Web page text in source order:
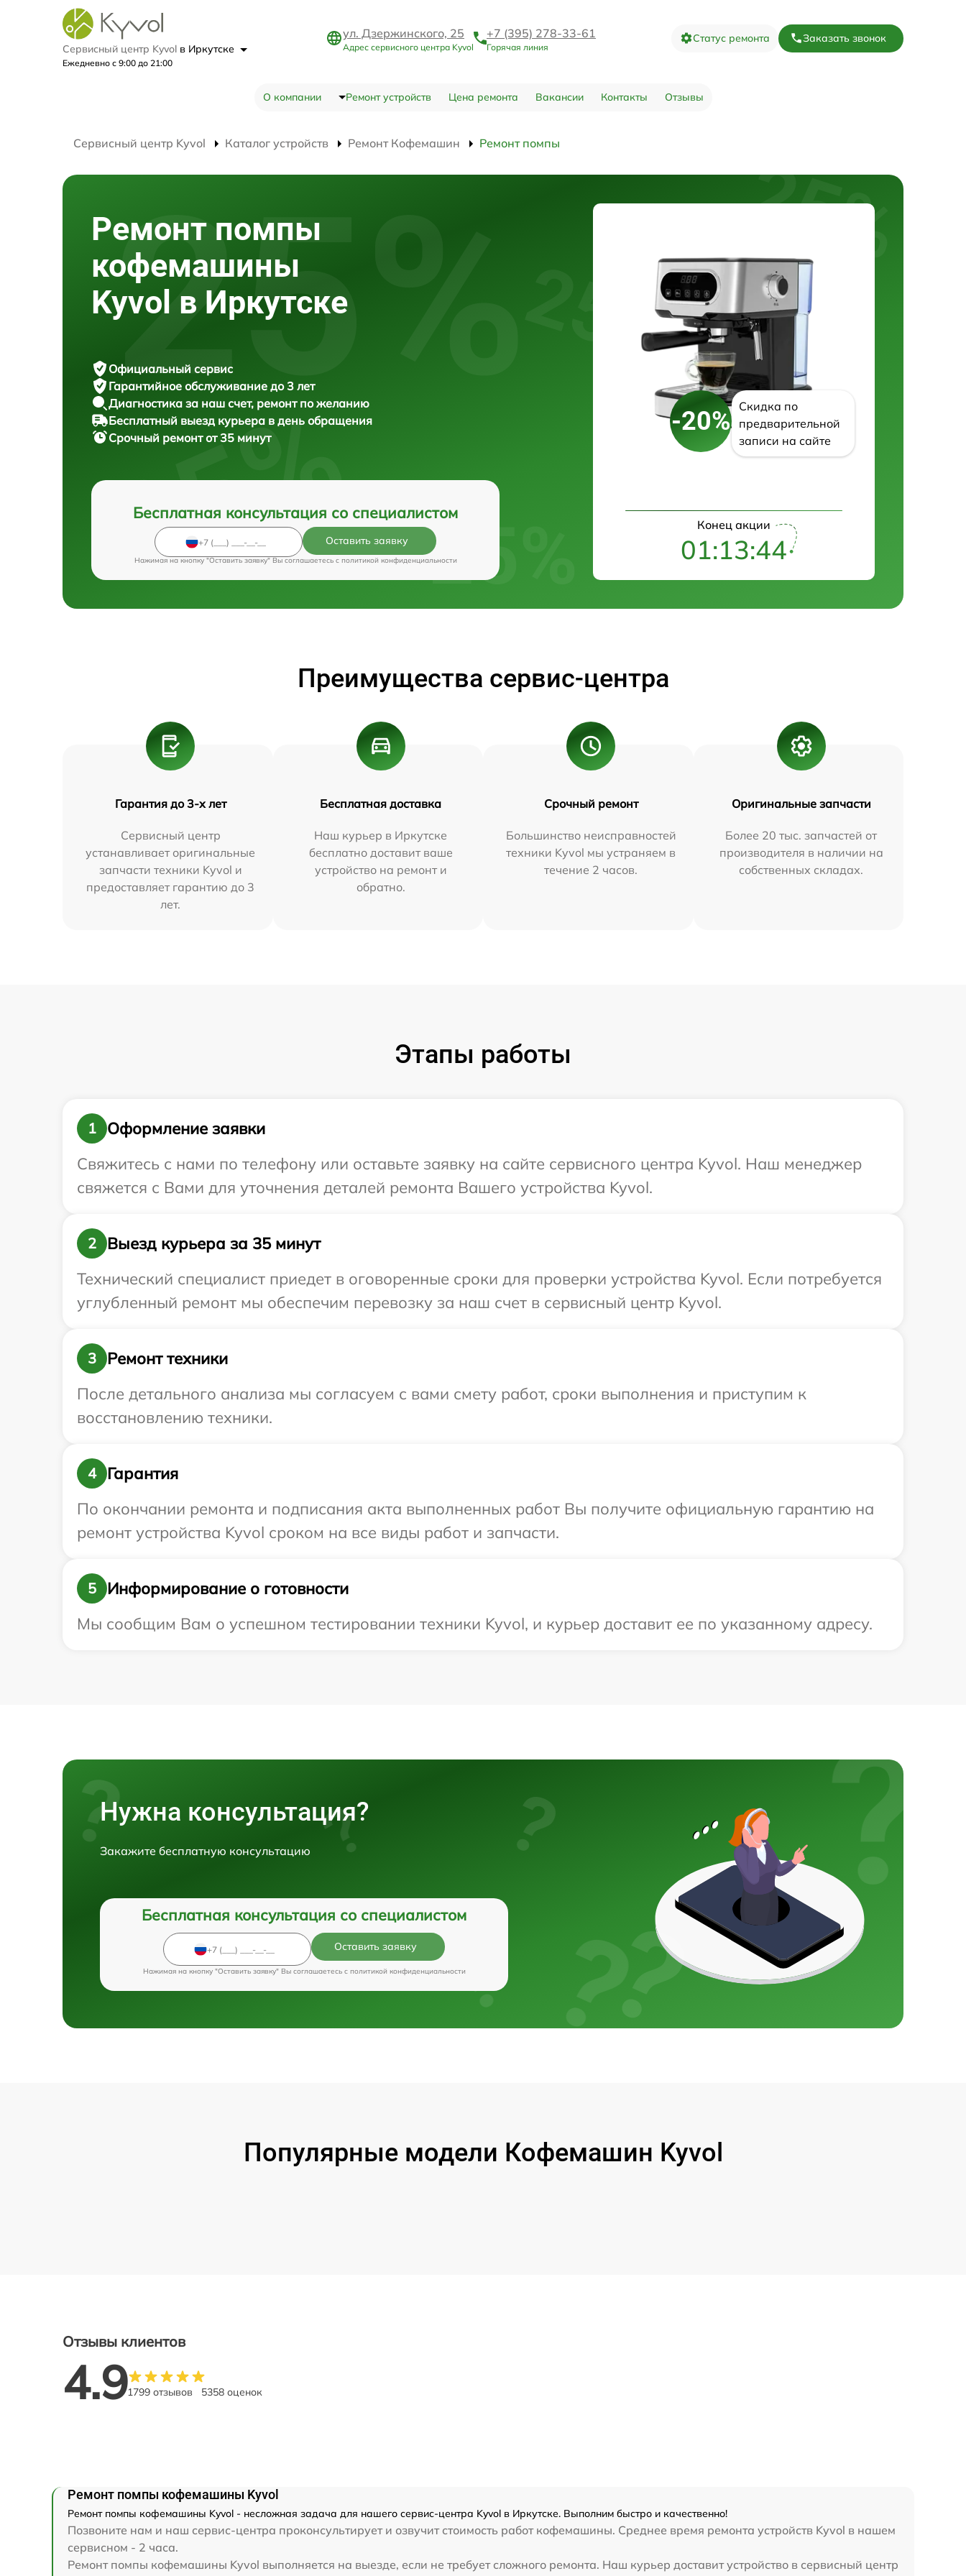
Сервисный центр Kyvol в Иркутске
Ежедневно с 9:00 до 21:00
ул. Дзержинского, 25
Адрес сервисного центра Kyvol
+7 (395) 278-33-61
Горячая линия
Статус ремонта Заказать звонок
О компании Ремонт устройств Цена ремонта Вакансии Контакты Отзывы
Сервисный центр Kyvol Каталог устройств Ремонт Кофемашин Ремонт помпы
Ремонт помпы
кофемашины
Kyvol в Иркутске
Официальный сервис
Гарантийное обслуживание до 3 лет
Диагностика за наш счет, ремонт по желанию
Бесплатный выезд курьера в день обращения
Срочный ремонтот 35 минут
Бесплатная консультация со специалистом
Оставить заявку
Нажимая на кнопку "Оставить заявку" Вы соглашаетесь c политикой конфиденциальности
-20%
Скидка по
предварительной
записи на сайте
Конец акции
01:13:43
Преимущества сервис-центра
Гарантия до 3-х лет
Сервисный центр
устанавливает оригинальные
запчасти техники Kyvol и
предоставляет гарантию до 3
лет.
Бесплатная доставка
Наш курьер в Иркутске
бесплатно доставит ваше
устройство на ремонт и
обратно.
Срочный ремонт
Большинство неисправностей
техники Kyvol мы устраняем в
течение 2 часов.
Оригинальные запчасти
Более 20 тыс. запчастей от
производителя в наличии на
собственных складах.
Этапы работы
1
Оформление заявки
Свяжитесь с нами по телефону или оставьте заявку на сайте сервисного центра Kyvol. Наш менеджер
свяжется с Вами для уточнения деталей ремонта Вашего устройства Kyvol.
2
Выезд курьера за 35 минут
Технический специалист приедет в оговоренные сроки для проверки устройства Kyvol. Если потребуется
углубленный ремонт мы обеспечим перевозку за наш счет в сервисный центр Kyvol.
3
Ремонт техники
После детального анализа мы согласуем с вами смету работ, сроки выполнения и приступим к
восстановлению техники.
4
Гарантия
По окончании ремонта и подписания акта выполненных работ Вы получите официальную гарантию на
ремонт устройства Kyvol сроком на все виды работ и запчасти.
5
Информирование о готовности
Мы сообщим Вам о успешном тестировании техники Kyvol, и курьер доставит ее по указанному адресу.
Нужна консультация?
Закажите бесплатную консультацию
Бесплатная консультация со специалистом
Оставить заявку
Нажимая на кнопку "Оставить заявку" Вы соглашаетесь c политикой конфиденциальности
Популярные модели Кофемашин Kyvol
Отзывы клиентов
4.91799 отзывов 5358 оценок
Ремонт помпы кофемашины Kyvol
Ремонт помпы кофемашины Kyvol - несложная задача для нашего сервис-центра Kyvol в Иркутске. Выполним быстро и качественно!
Позвоните нам и наш сервис-центра проконсультирует и озвучит стоимость работ кофемашины. Среднее время ремонта устройств Kyvol в нашем
сервисном - 2 часа.
Ремонт помпы кофемашины Kyvol выполняется на выезде, если не требует сложного ремонта. Наш курьер доставит устройство в сервисный центр